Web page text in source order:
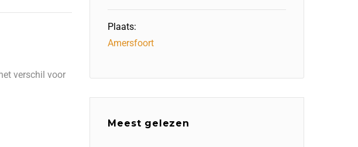
verschil voor
Plaats:
Amersfoort
Meest gelezen